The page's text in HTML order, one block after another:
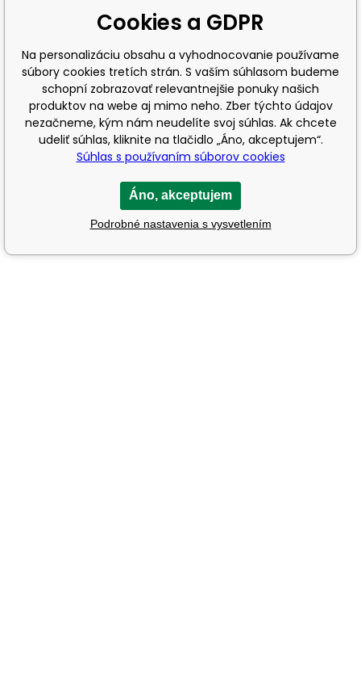
Cookies a GDPR
Na personalizáciu obsahu a vyhodnocovanie používame
súbory cookies tretích strán. S vaším súhlasom budeme
schopní zobrazovať relevantnejšie ponuky našich
produktov na webe aj mimo neho. Zber týchto údajov
nezačneme, kým nám neudelíte svoj súhlas. Ak chcete
udeliť súhlas, kliknite na tlačidlo „Áno, akceptujem“.
Súhlas s používaním súborov cookies
Áno, akceptujem
Podrobné nastavenia s vysvetlením